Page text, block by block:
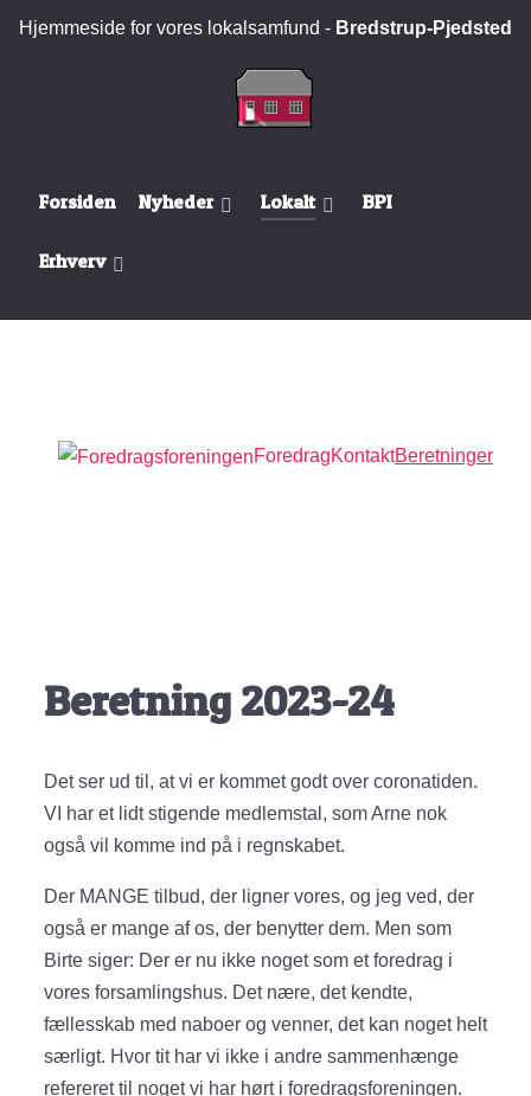
Hjemmeside for vores lokalsamfund - Bredstrup-Pjedsted
Forsiden Nyheder Lokalt BPI
Erhverv
ForedragKontaktBeretninger
Beretning 2023-24
Det ser ud til, at vi er kommet godt over coronatiden.
VI har et lidt stigende medlemstal, som Arne nok
også vil komme ind på i regnskabet.
Der MANGE tilbud, der ligner vores, og jeg ved, der
også er mange af os, der benytter dem. Men som
Birte siger: Der er nu ikke noget som et foredrag i
vores forsamlingshus. Det nære, det kendte,
fællesskab med naboer og venner, det kan noget helt
særligt. Hvor tit har vi ikke i andre sammenhænge
refereret til noget vi har hørt i foredragsforeningen.